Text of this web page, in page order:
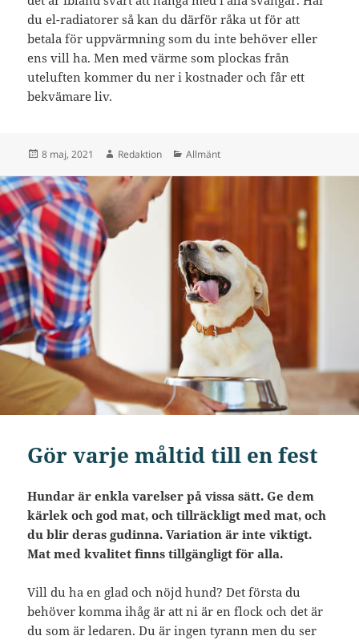
du el-radiatorer så kan du därför råka ut för att
betala för uppvärmning som du inte behöver eller
ens vill ha. Men med värme som plockas från
uteluften kommer du ner i kostnader och får ett
bekvämare liv.
Postat
8 maj, 2021 Författare
Redaktion Kategorier
Allmänt
Gör varje måltid till en fest
Hundar är enkla varelser på vissa sätt. Ge dem
kärlek och god mat, och tillräckligt med mat, och
du blir deras gudinna. Variation är inte viktigt.
Mat med kvalitet finns tillgängligt för alla.
Vill du ha en glad och nöjd hund? Det första du
behöver komma ihåg är att ni är en flock och det är
du som är ledaren. Du är ingen tyrann men du ser